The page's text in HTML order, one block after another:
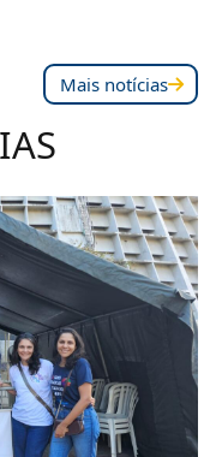
Mais notícias